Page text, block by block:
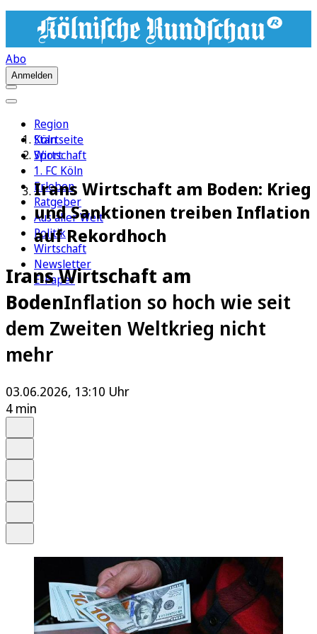
Abo
Anmelden
Region
Köln
Sport
1. FC Köln
Erleben
Ratgeber
Aus aller Welt
Politik
Wirtschaft
Newsletter
E-Paper
Startseite
Wirtschaft
Irans Wirtschaft am Boden: Krieg
und Sanktionen treiben Inflation
auf Rekordhoch
Irans Wirtschaft am
BodenInflation so hoch wie seit
dem Zweiten Weltkrieg nicht
mehr
03.06.2026, 13:10 Uhr
4 min